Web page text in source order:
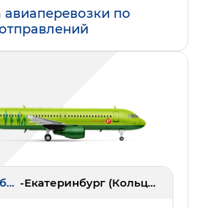
по
Екатеринбург - Екатеринбург (Кольцово)